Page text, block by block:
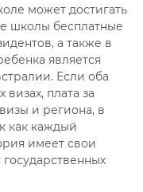
может достигать
школы бесплатные
а также в
является
Если оба
плата за
и региона, в
как каждый
имеет свои